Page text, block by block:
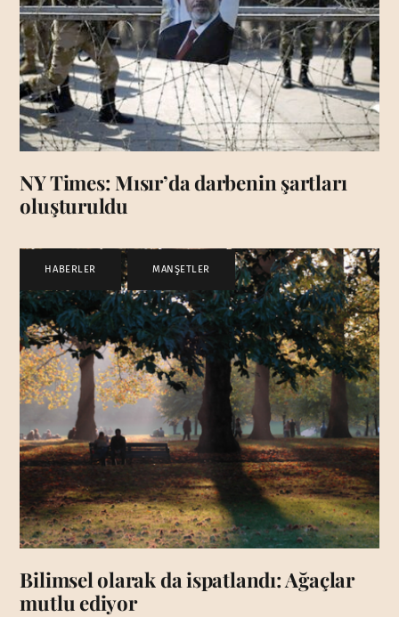
NY Times: Mısır’da darbenin şartları
oluşturuldu
HABERLER , MANŞETLER
Bilimsel olarak da ispatlandı: Ağaçlar
mutlu ediyor